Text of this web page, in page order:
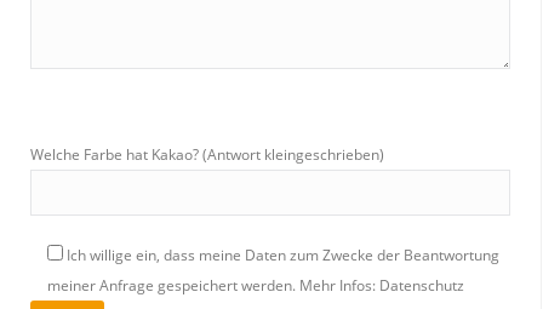
Welche Farbe hat Kakao? (Antwort kleingeschrieben)
Ich willige ein, dass meine Daten zum Zwecke der Beantwortung
meiner Anfrage gespeichert werden. Mehr Infos: Datenschutz